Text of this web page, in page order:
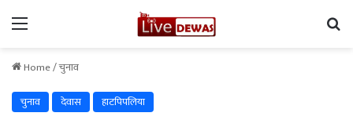
Home/चुनाव
चुनाव
देवास हाटपिपलिया